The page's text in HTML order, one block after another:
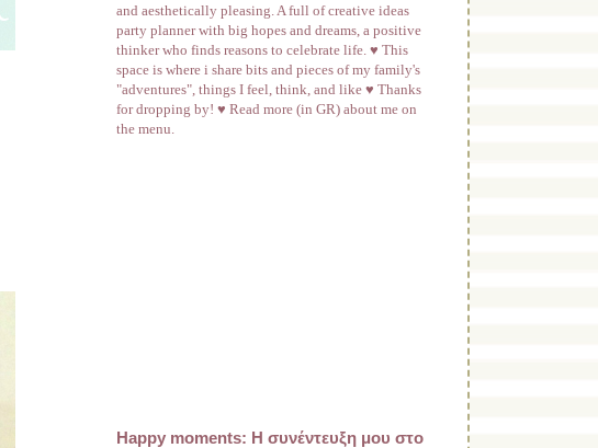
and aesthetically pleasing. A full of creative ideas
party planner with big hopes and dreams, a positive
thinker who finds reasons to celebrate life. ♥ This
space is where i share bits and pieces of my family's
"adventures", things I feel, think, and like ♥ Thanks
for dropping by! ♥ Read more (in GR) about me on
the menu.
Happy moments: Η συνέντευξη μου στο